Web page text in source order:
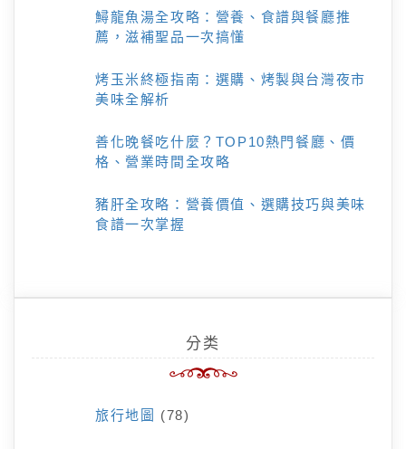
鱘龍魚湯全攻略：營養、食譜與餐廳推
薦，滋補聖品一次搞懂
烤玉米終極指南：選購、烤製與台灣夜市
美味全解析
善化晚餐吃什麼？TOP10熱門餐廳、價
格、營業時間全攻略
豬肝全攻略：營養價值、選購技巧與美味
食譜一次掌握
分类
旅行地圖 (78)